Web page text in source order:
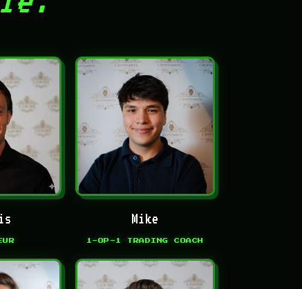
Mike
1-OP-1 TRADING COACH